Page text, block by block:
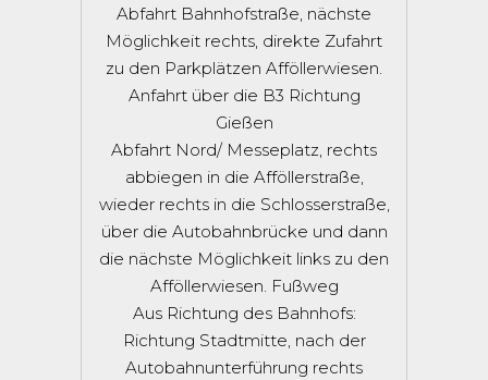
Abfahrt Bahnhofstraße, nächste
Möglichkeit rechts, direkte Zufahrt
zu den Parkplätzen Afföllerwiesen.
Anfahrt über die B3 Richtung
Gießen
Abfahrt Nord/ Messeplatz, rechts
abbiegen in die Afföllerstraße,
wieder rechts in die Schlosserstraße,
über die Autobahnbrücke und dann
die nächste Möglichkeit links zu den
Afföllerwiesen. Fußweg
Aus Richtung des Bahnhofs:
Richtung Stadtmitte, nach der
Autobahnunterführung rechts